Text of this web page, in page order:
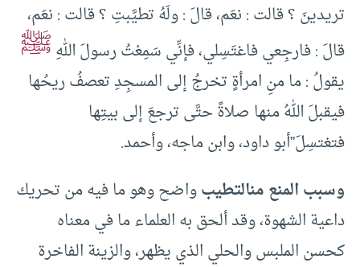
تريدينَ ؟ قالت : نعَم، قالَ : ولَهُ تطيَّبتِ ؟ قالت : نعَم،
قالَ : فارجِعي فاغتَسِلي، فإنِّي سَمِعْتُ رسولَ اللهِﷺ
يقولُ : ما منِ امرأةٍ تخرجُ إلى المسجِدِ تعصفُ ريحُها
فيقبلَ اللهُ منها صلاةً حتَّى ترجعَ إلى بيتِها
فتغتسِلَ”أبو داود، وابن ماجه، وأحمد.
وسبب المنع منالتطيبواضح وهو ما فيه من تحريك
داعية الشهوة، وقد ألحق به العلماء ما في معناه
كحسن الملبس والحلي الذي يظهر، والزينة الفاخرة